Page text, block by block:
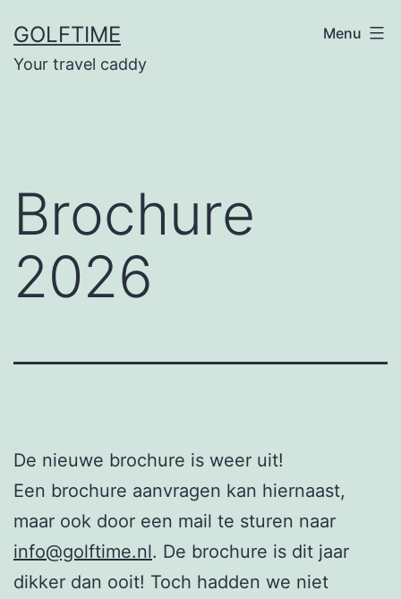
naar
de
GOLFTIME
Your travel caddy
Menu
Brochure
2026
De nieuwe brochure is weer uit!
Een brochure aanvragen kan hiernaast,
maar ook door een mail te sturen naar
info@golftime.nl. De brochure is dit jaar
dikker dan ooit! Toch hadden we niet